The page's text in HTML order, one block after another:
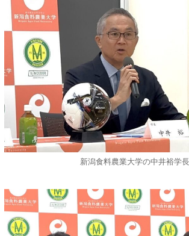
新潟食料農業大学の中井裕学長